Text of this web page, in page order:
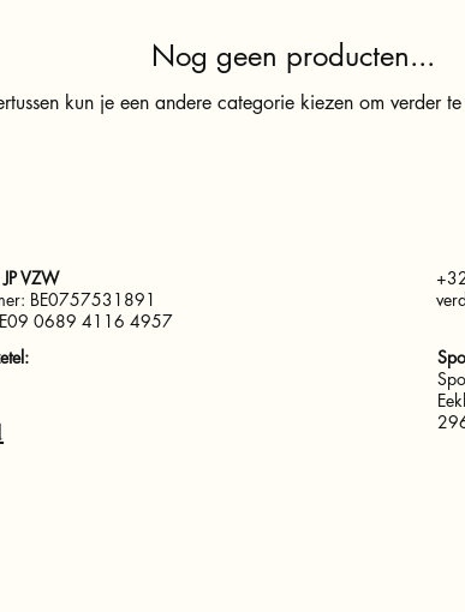
Nog geen producten...
kun je een andere categorie kiezen om verder
VZW
BE0757531891
0689 4116 4957